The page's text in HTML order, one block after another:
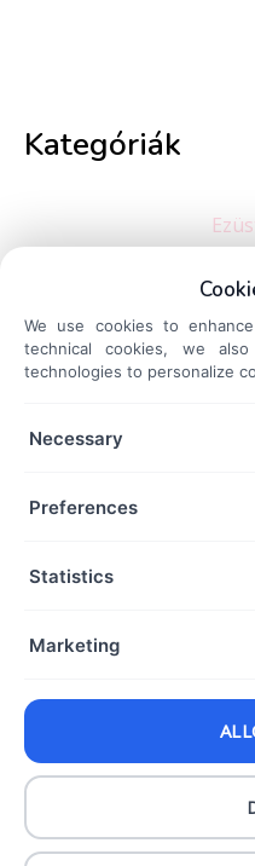
Kategóriák
Ezüst
Ezüst
Ezüst
Kapcsolat
We use cookies to
technical cookies, we
technologies to personalize
Necessary
Preferences
Statistics
Marketing